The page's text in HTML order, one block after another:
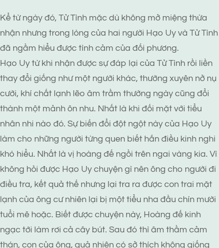
Kể từ ngày đó, Tử Tình mặc dù không mở miệng thừa
nhận nhưng trong lòng của hai người Hạo Uy và Tử Tình
đã ngầm hiểu được tình cảm của đối phương.
Hạo Uy từ khi nhận được sự đáp lại của Tử Tình rồi liền
thay đổi giống như một người khác, thường xuyên nở nụ
cười, khí chất lạnh lẽo âm trầm thường ngày cũng đổi
thành một mảnh ôn nhu. Nhất là khi đối mặt với tiểu
nhân nhi nào đó. Sự biến đổi đột ngột này của Hạo Uy
làm cho những người từng quen biết hắn điều kinh nghi
khó hiểu. Nhất là vị hoàng đế ngồi trên ngai vàng kia. Vì
không hỏi được Hạo Uy chuyện gì nên ông cho người đi
điều tra, kết quả thế nhưng lại tra ra được con trai mặt
lạnh của ông cư nhiên lại bị một tiểu nha đầu chín mười
tuổi mê hoặc. Biết được chuyện này, Hoàng đế kinh
ngạc tới làm rơi cả cây bút. Sau đó thì âm thầm cảm
thán, con của ông, quả nhiên có sở thích không giống